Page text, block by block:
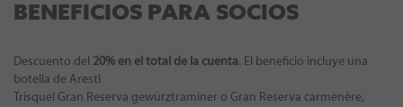
BENEFICIOS PARA SOCIOS
Descuento del 20% en el total de la cuenta. El beneficio incluye una
botella de Aresti
Trisquel Gran Reserva gewürztraminer o Gran Reserva carmenère,